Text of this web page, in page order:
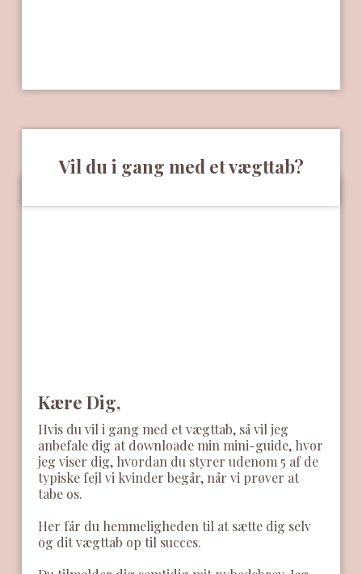
Vil du i gang med et vægttab?
Kære Dig,
Hvis du vil i gang med et vægttab, så vil jeg
anbefale dig at downloade min mini-guide, hvor
jeg viser dig, hvordan du styrer udenom 5 af de
typiske fejl vi kvinder begår, når vi prøver at
tabe os.
​Her får du hemmeligheden til at sætte dig selv
og dit vægttab op til succes.